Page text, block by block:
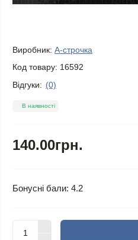
Виробник: А-строчка
Код товару: 16592
Відгуки: (0)
В наявності
140.00грн.
Бонусні бали: 4.2